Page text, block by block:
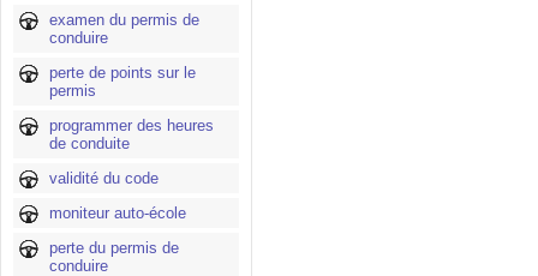
examen du permis de
conduire
perte de points sur le
permis
programmer des heures
de conduite
validité du code
moniteur auto-école
perte du permis de
conduire